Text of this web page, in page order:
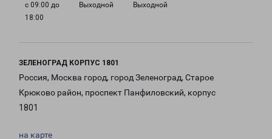
с 09:00 до
18:00
Выходной Выходной
ЗЕЛЕНОГРАД КОРПУС 1801
Россия, Москва город, город Зеленоград, Старое
Крюково район, проспект Панфиловский, корпус
1801
на карте